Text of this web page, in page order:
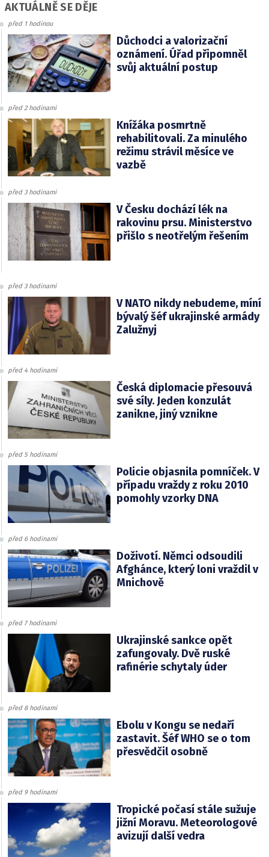
AKTUÁLNĚ SE DĚJE
před 1 hodinou
Důchodci a valorizační
oznámení. Úřad připomněl
svůj aktuální postup
před 2 hodinami
Knížáka posmrtně
rehabilitovali. Za minulého
režimu strávil měsíce ve
vazbě
před 3 hodinami
V Česku dochází lék na
rakovinu prsu. Ministerstvo
přišlo s neotřelým řešením
před 3 hodinami
V NATO nikdy nebudeme, míní
bývalý šéf ukrajinské armády
Zalužnyj
před 4 hodinami
Česká diplomacie přesouvá
své síly. Jeden konzulát
zanikne, jiný vznikne
před 5 hodinami
Policie objasnila pomníček. V
případu vraždy z roku 2010
pomohly vzorky DNA
před 6 hodinami
Doživotí. Němci odsoudili
Afghánce, který loni vraždil v
Mnichově
před 7 hodinami
Ukrajinské sankce opět
zafungovaly. Dvě ruské
rafinérie schytaly úder
před 8 hodinami
Ebolu v Kongu se nedaří
zastavit. Šéf WHO se o tom
přesvědčil osobně
před 9 hodinami
Tropické počasí stále sužuje
jižní Moravu. Meteorologové
avizují další vedra